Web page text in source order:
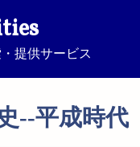
提供サービス
--平成時代